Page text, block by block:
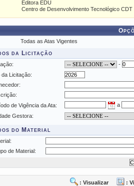
Editora EDU
Centro de Desenvolvimento Tecnológico CDT
Todas as Atas Vigentes
da Licitação
-
da Licitação:
de Vigência da Ata:
a
Gestora:
do Material
de Material:
: Visualizar :